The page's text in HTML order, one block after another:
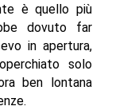
è quello più
dovuto far
in apertura,
solo
ben lontana